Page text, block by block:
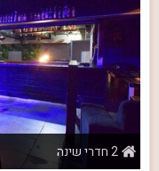
2 חדרי שינה